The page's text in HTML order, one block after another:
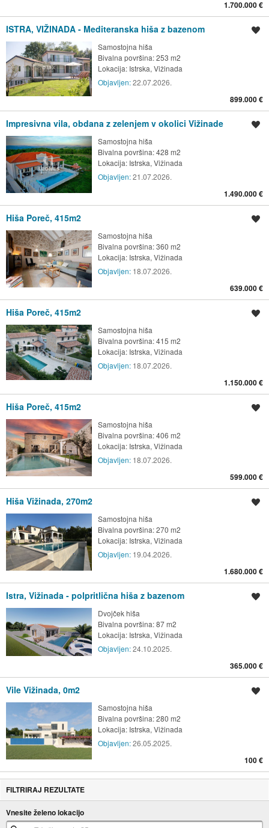
1.700.000 €
ISTRA, VIŽINADA - Mediteranska hiša z bazenom
Samostojna hiša
Bivalna površina: 253 m2
Lokacija: Istrska, Vižinada
Objavljen:22.07.2026.
899.000 €
Impresivna vila, obdana z zelenjem v okolici Vižinade
Samostojna hiša
Bivalna površina: 428 m2
Lokacija: Istrska, Vižinada
Objavljen:21.07.2026.
1.490.000 €
Hiša Poreč, 415m2
Samostojna hiša
Bivalna površina: 360 m2
Lokacija: Istrska, Vižinada
Objavljen: 18.07.2026.
639.000 €
Hiša Poreč, 415m2
Samostojna hiša
Bivalna površina: 415 m2
Lokacija: Istrska, Vižinada
Objavljen: 18.07.2026.
1.150.000 €
Hiša Poreč, 415m2
Samostojna hiša
Bivalna površina: 406 m2
Lokacija: Istrska, Vižinada
Objavljen: 18.07.2026.
599.000 €
Hiša Vižinada, 270m2
Samostojna hiša
Bivalna površina: 270 m2
Lokacija: Istrska, Vižinada
Objavljen: 19.04.2026.
1.680.000 €
Istra, Vižinada - polpritlična hiša z bazenom
Dvojček hiša
Bivalna površina: 87 m2
Lokacija: Istrska, Vižinada
Objavljen:24.10.2025.
365.000 €
Vile Vižinada, 0m2
Samostojna hiša
Bivalna površina: 280 m2
Lokacija: Istrska, Vižinada
Objavljen:26.05.2025.
100 €
FILTRIRAJ REZULTATE
Vnesite želeno lokacijo